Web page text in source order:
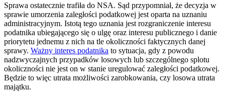
Sprawa ostatecznie trafiła do NSA. Sąd przypomniał, że decyzja w
sprawie umorzenia zaległości podatkowej jest oparta na uznaniu
administracyjnym. Istotą tego uznania jest rozgraniczenie interesu
podatnika ubiegającego się o ulgę oraz interesu publicznego i danie
priorytetu jednemu z nich na tle okoliczności faktycznych danej
sprawy. Ważny interes podatnika to sytuacja, gdy z powodu
nadzwyczajnych przypadków losowych lub szczególnego splotu
okoliczności nie jest on w stanie uregulować zaległości podatkowej.
Będzie to więc utrata możliwości zarobkowania, czy losowa utrata
majątku.